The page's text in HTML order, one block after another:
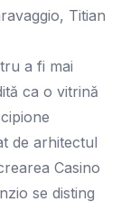
Titian
a fi mai
ca o vitrină
de arhitectul
Casino
se disting